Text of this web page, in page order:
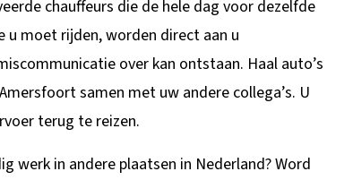
chauffeurs die de hele dag voor dezelfde
u moet rijden, worden direct aan u
over kan ontstaan. Haal auto’s
samen met uw andere collega’s. U
terug te reizen.
werk in andere plaatsen in Nederland? Word